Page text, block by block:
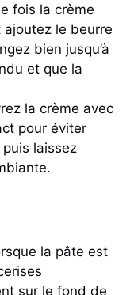
fois la crème
le beurre
bien jusqu’à
et que la
la crème avec
pour éviter
puis laissez
la pâte est
sur le fond de